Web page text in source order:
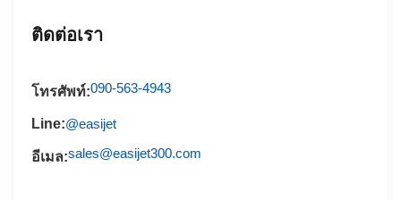
ติดต่อเรา
โทรศัพท์:090-563-4943
Line:@easijet
อีเมล:sales@easijet300.com